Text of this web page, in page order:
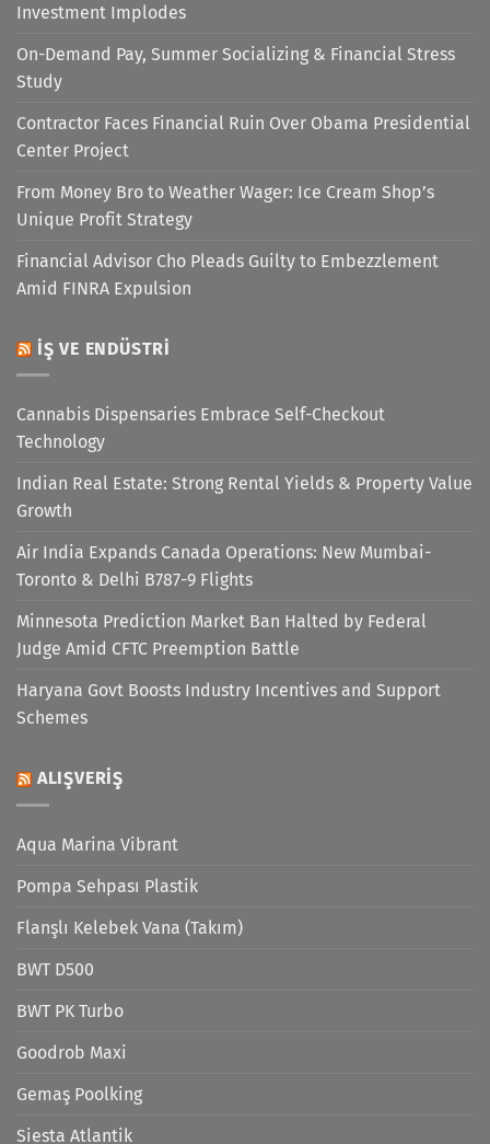
Investment Implodes
On-Demand Pay, Summer Socializing & Financial Stress
Study
Contractor Faces Financial Ruin Over Obama Presidential
Center Project
From Money Bro to Weather Wager: Ice Cream Shop’s
Unique Profit Strategy
Financial Advisor Cho Pleads Guilty to Embezzlement
Amid FINRA Expulsion
İŞ VE ENDÜSTRI
Cannabis Dispensaries Embrace Self-Checkout
Technology
Indian Real Estate: Strong Rental Yields & Property Value
Growth
Air India Expands Canada Operations: New Mumbai-
Toronto & Delhi B787-9 Flights
Minnesota Prediction Market Ban Halted by Federal
Judge Amid CFTC Preemption Battle
Haryana Govt Boosts Industry Incentives and Support
Schemes
ALIŞVERIŞ
Aqua Marina Vibrant
Pompa Sehpası Plastik
Flanşlı Kelebek Vana (Takım)
BWT D500
BWT PK Turbo
Goodrob Maxi
Gemaş Poolking
Siesta Atlantik